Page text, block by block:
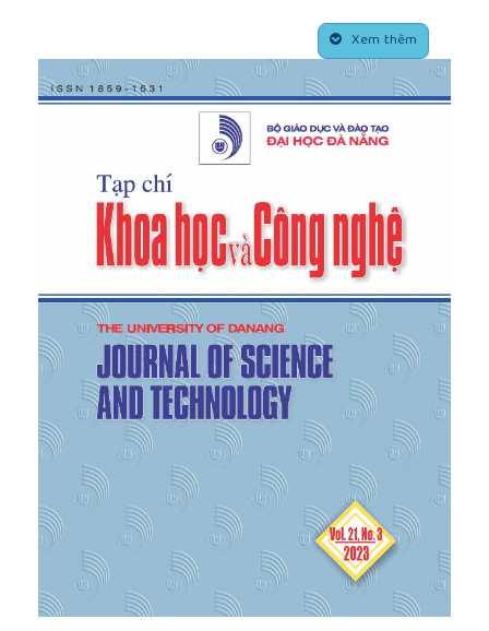
"Antioxidant and free radical scavenging properties
of twelve traditionally used Indian medicinal plants",
Turkish Journal of Biology, 30, 2006, 177-183.
[6]R. Mikhaeil, F. A. Badria, G. T. Maatooq, M. M.
Amer, "Antioxidant and immunomodulatory
constituents of Henna leaves",Z Naturforsch C J
, 59(7-8), 2004, 468-476.
[7]Mabry T.J., Markham K.R., Thomas M.B,
systematic identification of the flavonoids, New
York, Springer-Verlag, 1970.
[8]Nguyễn Thị Bình, Phạm Thanh Kỳ, Trần Thị Oanh,
Nguyễn Phương Thảo, Phan Văn Kiệm, "Catechin và
rubinaphthin B phân lập từ rễ cây Lá móng
(Lawsonia inermis)",Tạp chí Dược học, 48(8), 2008,
22-24.
[9]Nguyễn Thị Bình, Phạm Thanh Kỳ, Trần Thị Oanh,
Phan Văn Kiệm, "3-O-α
-L-rhamnopyranosyl 5,7,4'-
trihydroxyflavon phân lập từ lá cây Lá móng
Lawsonia inermis )",Tạp chí Dược học
, 48(9), 2008,
20-21.
[10]
Trần Thị Oanh, "Nghiên cứu về thực vật, thành
phần hóa học và một số tác dụng sinh học của cây
Lá móng ( Lawsonia inermis Viện Dược liệu , 2010.
[11] Bộ môn Dược liệu,
Giáo trình phương pháp
nghiên cứu dược liệu, Đại học Y Dược Tp.HCM,
2016.
Xem thêm